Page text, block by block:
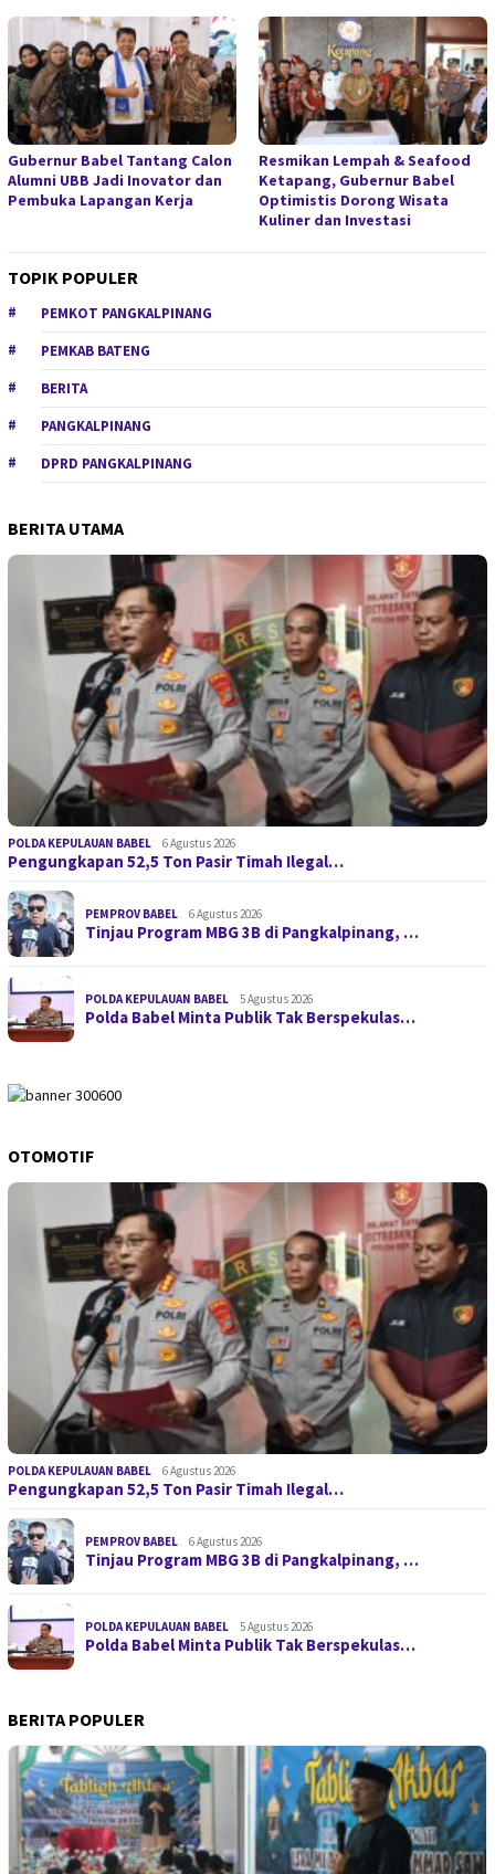
Gubernur Babel Tantang Calon
Alumni UBB Jadi Inovator dan
Pembuka Lapangan Kerja
Resmikan Lempah & Seafood
Ketapang, Gubernur Babel
Optimistis Dorong Wisata
Kuliner dan Investasi
TOPIK POPULER
PEMKOT PANGKALPINANG
PEMKAB BATENG
BERITA
PANGKALPINANG
DPRD PANGKALPINANG
BERITA UTAMA
POLDA KEPULAUAN BABEL 6 Agustus 2026
Pengungkapan 52,5 Ton Pasir Timah Ilegal…
PEMPROV BABEL 6 Agustus 2026
Tinjau Program MBG 3B di Pangkalpinang, …
POLDA KEPULAUAN BABEL 5 Agustus 2026
Polda Babel Minta Publik Tak Berspekulas…
OTOMOTIF
POLDA KEPULAUAN BABEL 6 Agustus 2026
Pengungkapan 52,5 Ton Pasir Timah Ilegal…
PEMPROV BABEL 6 Agustus 2026
Tinjau Program MBG 3B di Pangkalpinang, …
POLDA KEPULAUAN BABEL 5 Agustus 2026
Polda Babel Minta Publik Tak Berspekulas…
BERITA POPULER